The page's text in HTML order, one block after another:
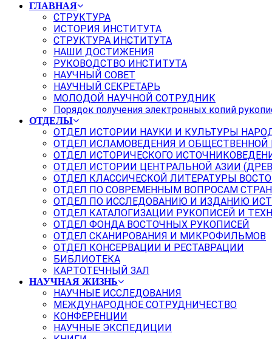
ГЛАВНАЯ
СТРУКТУРА
ИСТОРИЯ ИНСТИТУТА
СТРУКТУРА ИНСТИТУТА
НАШИ ДОСТИЖЕНИЯ
РУКОВОДСТВО ИНСТИТУТА
НАУЧНЫЙ СОВЕТ
НАУЧНЫЙ СЕКРЕТАРЬ
МОЛОДОЙ НАУЧНОЙ СОТРУДНИК
Порядок получения электронных копий
ОТДЕЛЫ
ОТДЕЛ ИСТОРИИ НАУКИ И КУЛЬТУРЫ
ОТДЕЛ ИСЛАМОВЕДЕНИЯ И
ОТДЕЛ ИСТОРИЧЕСКОГО
ОТДЕЛ ИСТОРИИ ЦЕНТРАЛЬНОЙ АЗИИ
ОТДЕЛ КЛАССИЧЕСКОЙ ЛИТЕРАТУРЫ
ОТДЕЛ ПО СОВРЕМЕННЫМ ВОПРОСАМ
ОТДЕЛ ПО ИССЛЕДОВАНИЮ И ИЗДАНИЮ
ОТДЕЛ КАТАЛОГИЗАЦИИ РУКОПИСЕЙ И
ОТДЕЛ ФОНДА ВОСТОЧНЫХ РУКОПИСЕЙ
ОТДЕЛ СКАНИРОВАНИЯ И МИКРОФИЛЬМОВ
ОТДЕЛ КОНСЕРВАЦИИ И РЕСТАВРАЦИИ
БИБЛИОТЕКА
КАРТОТЕЧНЫЙ ЗАЛ
НАУЧНАЯ ЖИЗНЬ
НАУЧНЫЕ ИССЛЕДОВАНИЯ
МЕЖДУНАРОДНОЕ СОТРУДНИЧЕСТВО
КОНФЕРЕНЦИИ
НАУЧНЫЕ ЭКСПЕДИЦИИ